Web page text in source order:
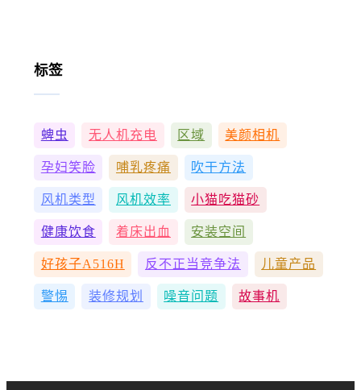
标签
蜱虫 无人机充电 区域 美颜相机
孕妇笑脸 哺乳疼痛 吹干方法
风机类型 风机效率 小猫吃猫砂
健康饮食 着床出血 安装空间
好孩子A516H 反不正当竞争法 儿童产品
警惕 装修规划 噪音问题 故事机